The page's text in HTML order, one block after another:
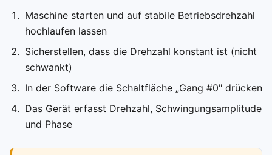
Maschine starten und auf stabile Betriebsdrehzahl
hochlaufen lassen
Sicherstellen, dass die Drehzahl konstant ist (nicht
schwankt)
In der Software die Schaltfläche „Gang #0" drücken
Das Gerät erfasst Drehzahl, Schwingungsamplitude
und Phase